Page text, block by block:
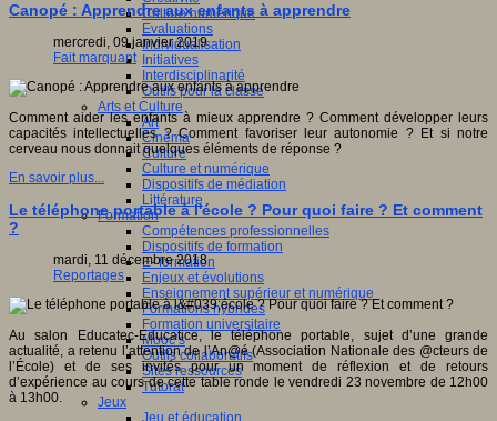
Culture numérique
Evaluations
Individualisation
Initiatives
Interdisciplinarité
Outils pour la classe
Arts et Culture
Art
Cinéma
Culture
Culture et numérique
Dispositifs de médiation
Littérature
Formation
Compétences professionnelles
Dispositifs de formation
E- formation
Enjeux et évolutions
Enseignement supérieur et numérique
Formations hybrides
Formation universitaire
Mooc’s
Outils collaboratifs
Sites ressources
Tutorat
Jeux
Jeu et éducation
Canopé : Apprendre aux enfants à apprendre
mercredi, 09 janvier 2019
Fait marquant
Comment aider les enfants à mieux apprendre ? Comment développer leurs
capacités intellectuelles ? Comment favoriser leur autonomie ? Et si notre
cerveau nous donnait quelques éléments de réponse ?
En savoir plus...
Le téléphone portable à l'école ? Pour quoi faire ? Et comment
?
mardi, 11 décembre 2018
Reportages
Au salon Educatec-Educatice, le téléphone portable, sujet d’une grande
actualité, a retenu l’attention de l’An@é (Association Nationale des @cteurs de
l’École) et de ses invités pour un moment de réflexion et de retours
d’expérience au cours de cette table ronde le vendredi 23 novembre de 12h00
à 13h00.